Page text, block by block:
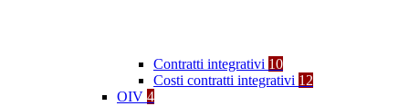
Contratti integrativi 10
Costi contratti integrativi 12
OIV 4